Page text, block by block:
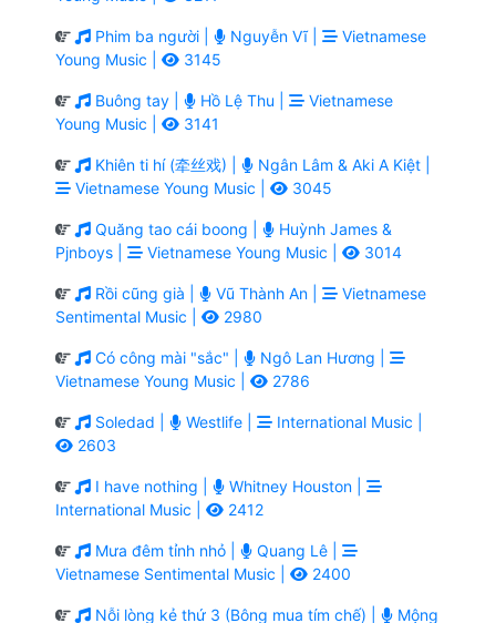
Phim ba người | Nguyễn Vĩ |
Vietnamese
Young Music |
3145
Buông tay | Hồ Lệ Thu |
Vietnamese
Young Music |
3141
Khiên ti hí (牵丝戏) |
Ngân Lâm & Aki A Kiệt |
Vietnamese Young Music |
3045
Quăng tao cái boong |
Huỳnh James &
Pjnboys |
Vietnamese Young Music | 3014
Rồi cũng già | Vũ Thành An |
Vietnamese
Sentimental Music |
2980
Có công mài "sắc" |
Ngô Lan Hương |
Vietnamese Young Music |
2786
Soledad | Westlife |
International Music |
2603
I have nothing |
Whitney Houston |
International Music |
2412
Mưa đêm tỉnh nhỏ |
Quang Lê |
Vietnamese Sentimental Music |
2400
Nỗi lòng kẻ thứ 3 (Bông mua tím chế) | Mộng